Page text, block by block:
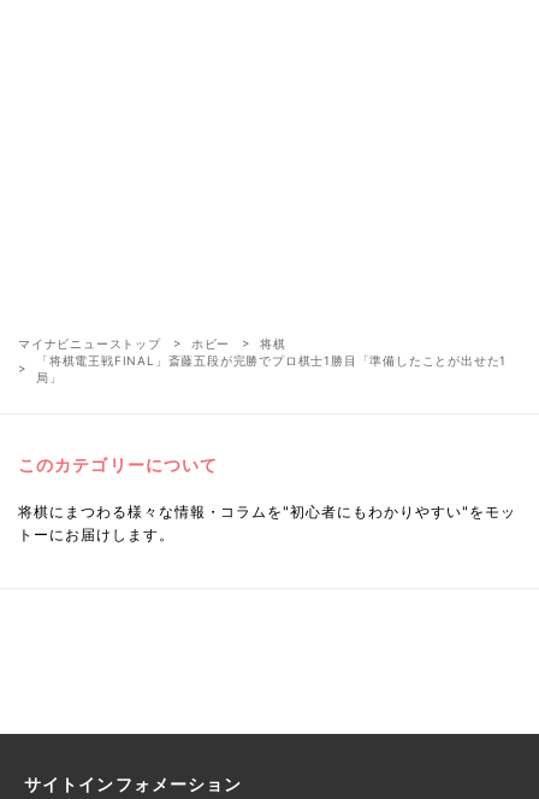
マイナビニューストップ ホビー
将棋
「将棋電王戦FINAL」斎藤五段が完勝でプロ棋士1勝目「準備したことが出せた1
局」
このカテゴリーについて
将棋にまつわる様々な情報・コラムを"初心者にもわかりやすい"をモッ
トーにお届けします。
サイトインフォメーション